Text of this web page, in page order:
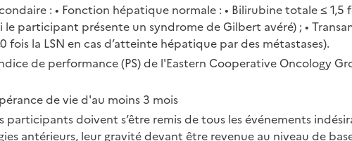
: • Fonction hépatique normale : • Bilirubine totale ≤
le participant présente un syndrome de Gilbert avéré) ; •
fois la LSN en cas d’atteinte hépatique par des métastases).
de performance (PS) de l'Eastern Cooperative Oncology
de vie d'au moins 3 mois
participants doivent s’être remis de tous les événements
antérieurs, leur gravité devant être revenue au niveau de